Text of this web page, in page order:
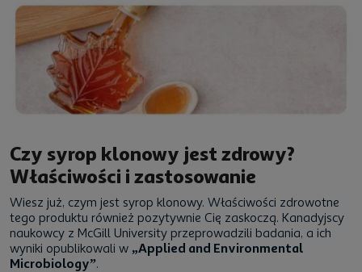
Czy syrop klonowy jest zdrowy?
Właściwości i zastosowanie
Wiesz już, czym jest syrop klonowy. Właściwości zdrowotne
tego produktu również pozytywnie Cię zaskoczą. Kanadyjscy
naukowcy z McGill University przeprowadzili badania, a ich
wyniki opublikowali w „Applied and Environmental
Microbiology”.